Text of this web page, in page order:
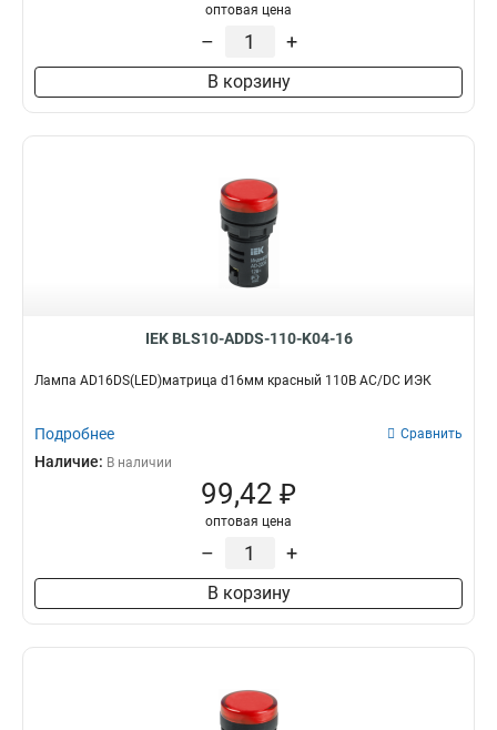
оптовая цена
– +
В корзину
IEK BLS10-ADDS-110-K04-16
Лампа AD16DS(LED)матрица d16мм красный 110В AC/DC ИЭК
Подробнее Сравнить
Наличие: В наличии
99,42 ₽
оптовая цена
– +
В корзину